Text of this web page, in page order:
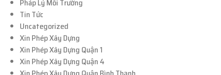
Pháp Lý Môi Trường
Tin Tức
Uncategorized
Xin Phép Xây Dựng
Xin Phép Xây Dựng Quận 1
Xin Phép Xây Dựng Quận 4